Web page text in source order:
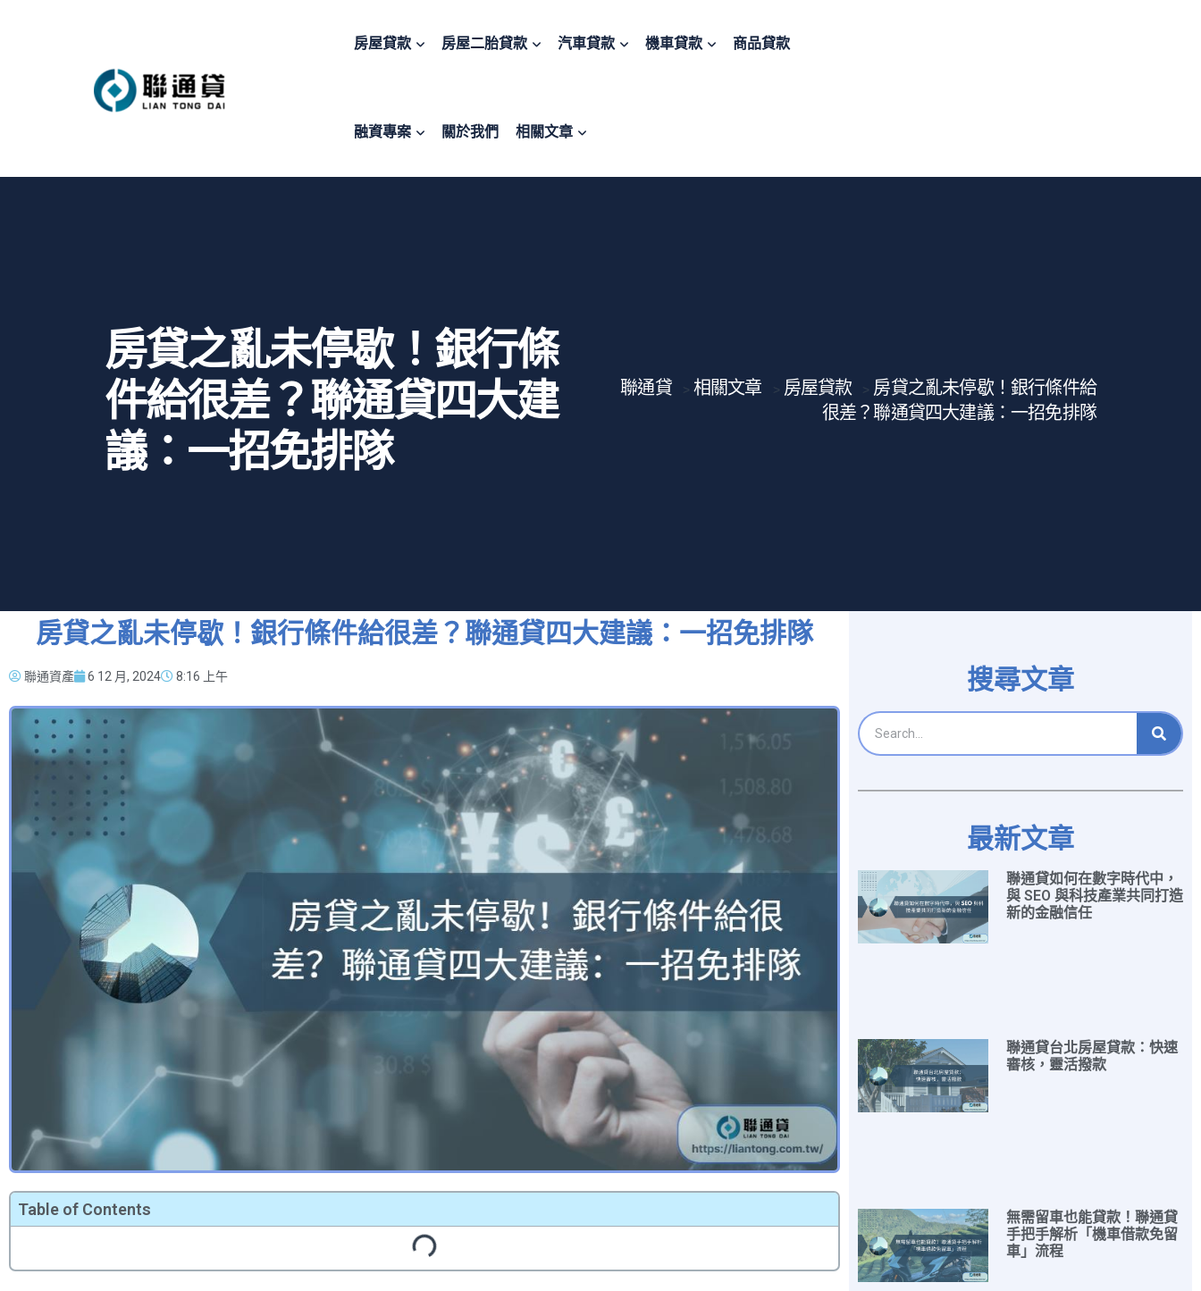
房屋貸款 房屋二胎貸款 汽車貸款 機車貸款 商品貸款
融資專案 關於我們 相關文章
房貸之亂未停歇！銀行條
件給很差？聯通貸四大建
議：一招免排隊
聯通貸 > 相關文章 > 房屋貸款 > 房貸之亂未停歇！銀行條件給
很差？聯通貸四大建議：一招免排隊
房貸之亂未停歇！銀行條件給很差？聯通貸四大建議：一招免排隊
聯通資產 6 12 月, 2024 8:16 上午
Table of Contents
搜尋文章
最新文章
聯通貸如何在數字時代中，
與 SEO 與科技產業共同打造
新的金融信任
聯通貸台北房屋貸款：快速
審核，靈活撥款
無需留車也能貸款！聯通貸
手把手解析「機車借款免留
車」流程